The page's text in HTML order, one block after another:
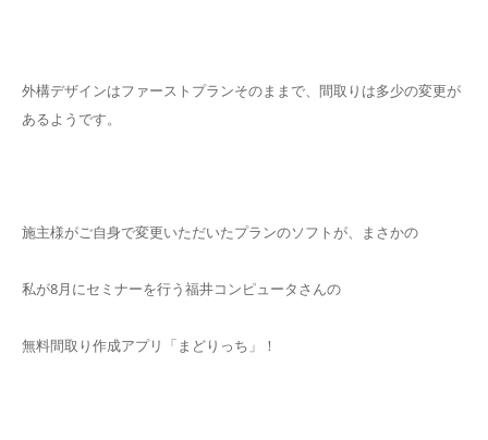
外構デザインはファーストプランそのままで、間取りは多少の変更が
あるようです。
施主様がご自身で変更いただいたプランのソフトが、まさかの
私が8月にセミナーを行う福井コンピュータさんの
無料間取り作成アプリ「まどりっち」！